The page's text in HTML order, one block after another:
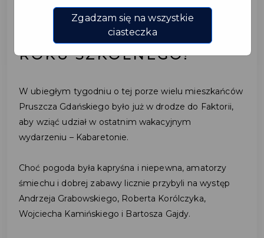
NA ZAKOŃCZENIE
PIERWSZEGO TYGODNIA
ROKU SZKOLNEGO!
W ubiegłym tygodniu o tej porze wielu mieszkańców
Pruszcza Gdańskiego było już w drodze do Faktorii,
aby wziąć udział w ostatnim wakacyjnym
wydarzeniu – Kabaretonie.
Choć pogoda była kapryśna i niepewna, amatorzy
śmiechu i dobrej zabawy licznie przybyli na występ
Andrzeja Grabowskiego, Roberta Korólczyka,
Wojciecha Kamińskiego i Bartosza Gajdy.
Zgadzam się na wszystkie
ciasteczka